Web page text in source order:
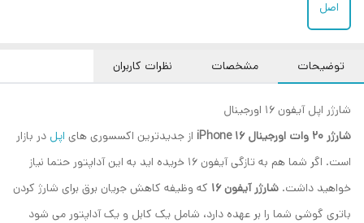
اصل
توضیحات مشخصات نظرات کاربران
شارژر اپل آیفون 16 اورجینال
شارژر 20 وات اورجینال iPhone 16
از جدیدترین اکسسوری های اپل در بازار
است. اگر شما هم به تازگی آیفون 16 خریده اید به این آداپتور حتما نیاز
خواهید داشت. شارژر آیفون 16
که وظیفه کاهش جریان برق برای شارژ کردن
باتری گوشی شما را بر عهده دارد، شامل یک کابل و یک آداپتور می شود